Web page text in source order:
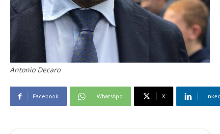
Antonio Decaro
Facebook WhatsApp X